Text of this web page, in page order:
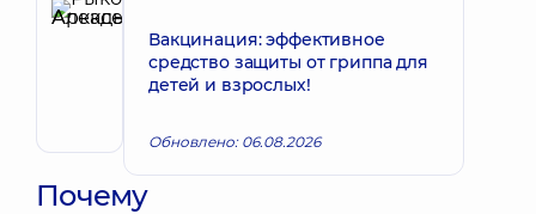
Алексей
Аркадьевич
Педиатр;
детский
Запись к врачу
Почему
Вакцинация: эффективное
средство защиты от гриппа для
детей и взрослых!
Обновлено: 06.08.2026